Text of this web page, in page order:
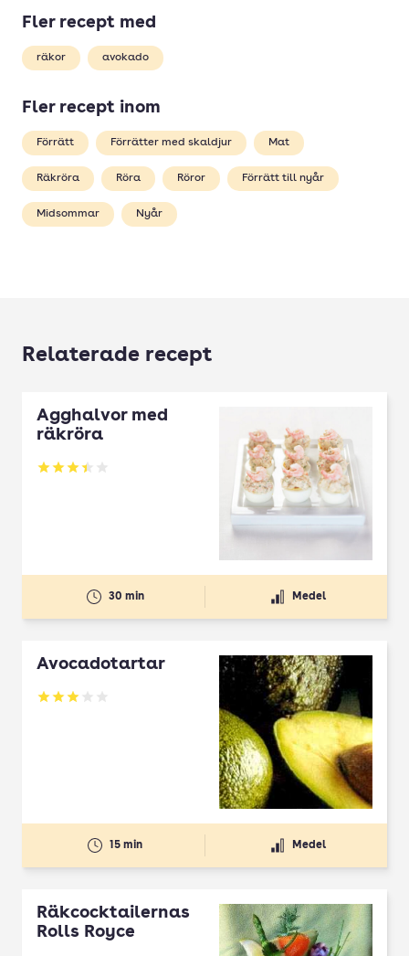
Fler recept med
räkor avokado
Fler recept inom
Förrätt Förrätter med skaldjur Mat
Räkröra Röra Röror Förrätt till nyår
Midsommar Nyår
Relaterade recept
Ägghalvor med
räkröra
Betyg: 3.45 av 5
30 min Medel
Avocadotartar
Betyg: 3 av 5
15 min Medel
Räkcocktailernas
Rolls Royce